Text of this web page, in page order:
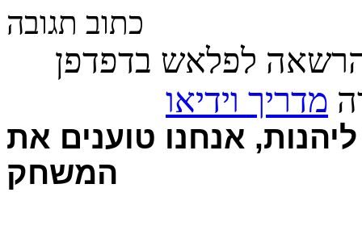
כתוב תגובה
לפלאש בדפדפן
מדריך וידיאו
אנחנו טוענים את
המשחק